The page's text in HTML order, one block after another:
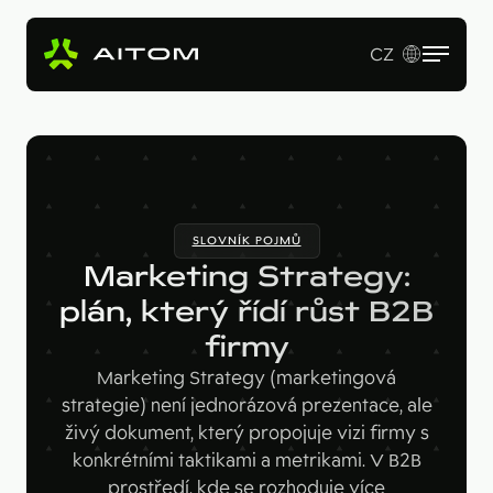
Vstupní studie
Tvorba webu a online aplikací
B2B marketing
AI Copy & SEO Booster
Soutěžní portál
Kariérní web
Pro koho
B2B firmy
Velké značky
Startupy
Technologie
Hotjar
Ahrefs
Google Looker Studio
Naše práce
O nás
Blog
EN
CZ
SLOVNÍK POJMŮ
Marketing Strategy:
plán, který řídí růst B2B
firmy
Marketing Strategy (marketingová
strategie) není jednorázová prezentace, ale
živý dokument, který propojuje vizi firmy s
konkrétními taktikami a metrikami. V B2B
prostředí, kde se rozhoduje více